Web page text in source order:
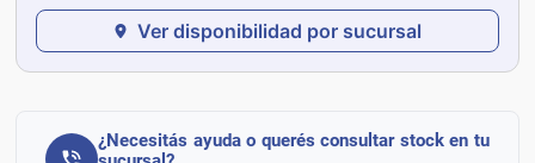
Ver disponibilidad por sucursal
¿Necesitás ayuda o querés consultar stock en tu